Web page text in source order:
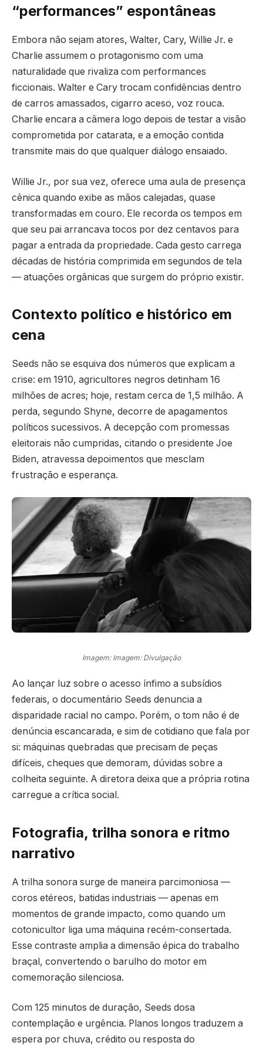
“performances” espontâneas
Embora não sejam atores, Walter, Cary, Willie Jr. e
Charlie assumem o protagonismo com uma
naturalidade que rivaliza com performances
ficcionais. Walter e Cary trocam confidências dentro
de carros amassados, cigarro aceso, voz rouca.
Charlie encara a câmera logo depois de testar a visão
comprometida por catarata, e a emoção contida
transmite mais do que qualquer diálogo ensaiado.
Willie Jr., por sua vez, oferece uma aula de presença
cênica quando exibe as mãos calejadas, quase
transformadas em couro. Ele recorda os tempos em
que seu pai arrancava tocos por dez centavos para
pagar a entrada da propriedade. Cada gesto carrega
décadas de história comprimida em segundos de tela
— atuações orgânicas que surgem do próprio existir.
Contexto político e histórico em
cena
Seeds não se esquiva dos números que explicam a
crise: em 1910, agricultores negros detinham 16
milhões de acres; hoje, restam cerca de 1,5 milhão. A
perda, segundo Shyne, decorre de apagamentos
políticos sucessivos. A decepção com promessas
eleitorais não cumpridas, citando o presidente Joe
Biden, atravessa depoimentos que mesclam
frustração e esperança.
Imagem: Imagem: Divulgação
Ao lançar luz sobre o acesso ínfimo a subsídios
federais, o documentário Seeds denuncia a
disparidade racial no campo. Porém, o tom não é de
denúncia escancarada, e sim de cotidiano que fala por
si: máquinas quebradas que precisam de peças
difíceis, cheques que demoram, dúvidas sobre a
colheita seguinte. A diretora deixa que a própria rotina
carregue a crítica social.
Fotografia, trilha sonora e ritmo
narrativo
A trilha sonora surge de maneira parcimoniosa —
coros etéreos, batidas industriais — apenas em
momentos de grande impacto, como quando um
cotonicultor liga uma máquina recém-consertada.
Esse contraste amplia a dimensão épica do trabalho
braçal, convertendo o barulho do motor em
comemoração silenciosa.
Com 125 minutos de duração, Seeds dosa
contemplação e urgência. Planos longos traduzem a
espera por chuva, crédito ou resposta do